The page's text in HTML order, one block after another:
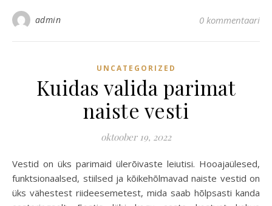
admin 0 kommentaari
UNCATEGORIZED
Kuidas valida parimat
naiste vesti
oktoober 19, 2022
Vestid on üks parimaid ülerõivaste leiutisi. Hooajaülesed,
funktsionaalsed, stiilsed ja kõikehõlmavad naiste vestid on
üks vähestest riideesemetest, mida saab hõlpsasti kanda